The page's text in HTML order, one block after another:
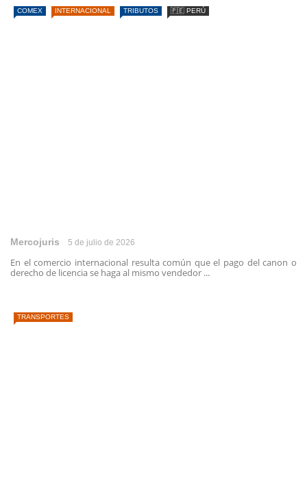
COMEX INTERNACIONAL TRIBUTOS 🇵🇪 PERÚ
Mercojuris 5 de julio de 2026
En el comercio internacional resulta común que el pago del canon o
derecho de licencia se haga al mismo vendedor ...
TRANSPORTES